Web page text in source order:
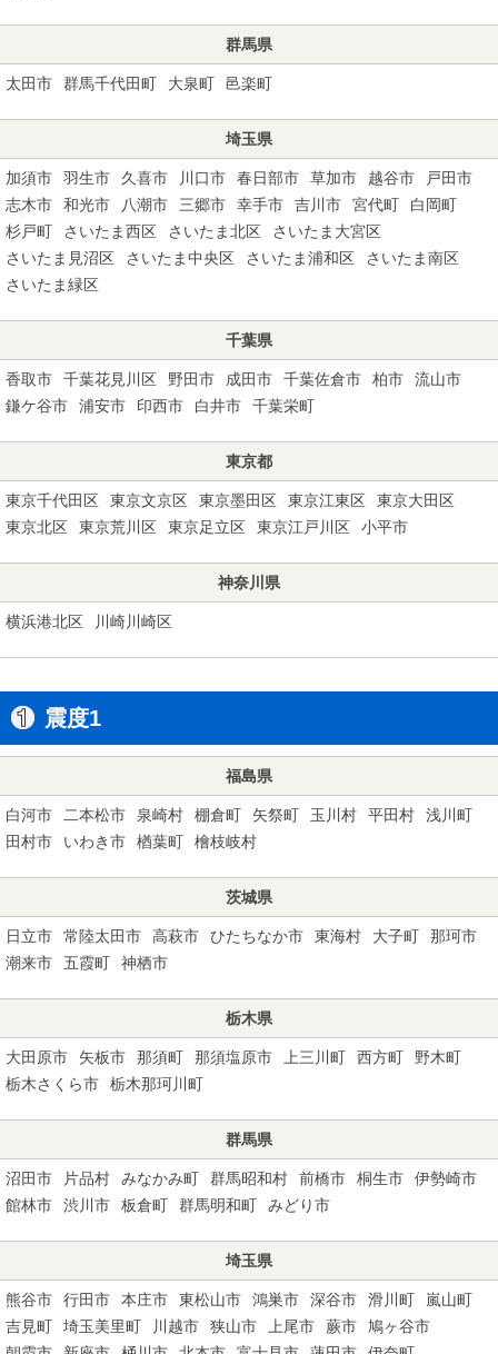
群馬県
太田市 群馬千代田町 大泉町 邑楽町
埼玉県
加須市 羽生市 久喜市 川口市 春日部市 草加市 越谷市
戸田市
志木市
和光市 八潮市 三郷市 幸手市 吉川市 宮代町
白岡町
杉戸町
さいたま西区 さいたま北区
さいたま大宮区
さいたま見沼区
さいたま中央区 さいたま浦和区
さいたま南区
さいたま緑区
千葉県
香取市 千葉花見川区 野田市 成田市 千葉佐倉市 柏市
流山市
鎌ケ谷市
浦安市 印西市 白井市 千葉栄町
東京都
東京千代田区 東京文京区 東京墨田区 東京江東区
東京大田区
東京北区
東京荒川区 東京足立区 東京江戸川区 小平市
神奈川県
横浜港北区 川崎川崎区
震度1
福島県
白河市 二本松市 泉崎村 棚倉町 矢祭町 玉川村 平田村
浅川町
田村市
いわき市 楢葉町 檜枝岐村
茨城県
日立市 常陸太田市 高萩市 ひたちなか市 東海村 大子町
那珂市
潮来市
五霞町 神栖市
栃木県
大田原市 矢板市 那須町 那須塩原市 上三川町 西方町
野木町
栃木さくら市
栃木那珂川町
群馬県
沼田市 片品村 みなかみ町 群馬昭和村 前橋市 桐生市
伊勢崎市
館林市
渋川市 板倉町 群馬明和町 みどり市
埼玉県
熊谷市 行田市 本庄市 東松山市 鴻巣市 深谷市 滑川町
嵐山町
吉見町
埼玉美里町 川越市 狭山市 上尾市 蕨市
鳩ヶ谷市